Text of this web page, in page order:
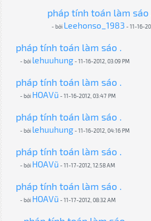
pháp tính toán làm sáo
- bởi Leehonso_1983 - 11-16-
pháp tính toán làm sáo .
- bởi lehuuhung- 11-16-2012, 03:09 PM
pháp tính toán làm sáo .
- bởi HOAVũ - 11-16-2012, 03:47 PM
pháp tính toán làm sáo .
- bởi lehuuhung- 11-16-2012, 04:16 PM
pháp tính toán làm sáo .
- bởi HOAVũ - 11-17-2012, 12:58 AM
pháp tính toán làm sáo .
- bởi HOAVũ - 11-17-2012, 08:32 AM